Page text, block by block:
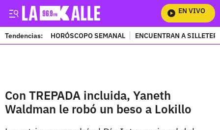
EN VIVO
Tendencias: HORÓSCOPO SEMANAL ENCUENTRAN A
Con TREPADA incluida, Yaneth
Waldman le robó un beso a Lokillo